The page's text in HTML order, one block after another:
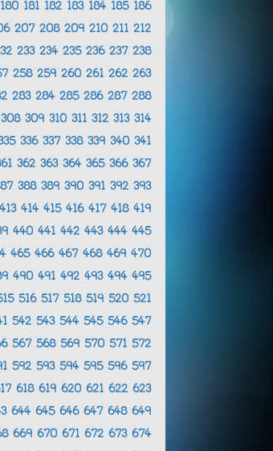
180 181 182 183 184 185 186
207 208 209 210 211 212
233 234 235 236 237 238
258 259 260 261 262 263
283 284 285 286 287 288
308 309 310 311 312 313 314
336 337 338 339 340 341
362 363 364 365 366 367
388 389 390 391 392 393
413 414 415 416 417 418 419
440 441 442 443 444 445
465 466 467 468 469 470
490 491 492 493 494 495
516 517 518 519 520 521
542 543 544 545 546 547
567 568 569 570 571 572
592 593 594 595 596 597
618 619 620 621 622 623
644 645 646 647 648 649
669 670 671 672 673 674